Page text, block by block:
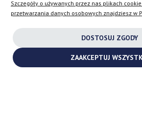
FACEBOOK
YOUTUBE
Szczegóły o używanych przez nas plikach
przetwarzania danych osobowych znajdziesz w
DOSTOSUJ ZGODY
ZAAKCEPTUJ